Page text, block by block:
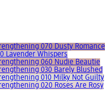
070 Dusty Romance
Lavender Whispers
060 Nudie Beautie
030 Barely Blushed
010 Milky Not Guilty
020 Roses Are Rosy